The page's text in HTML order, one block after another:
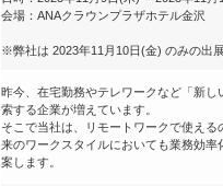
会場：ANAクラウンプラザホテル金沢
※弊社は 2023年11月10日(金) のみの出
昨今、在宅勤務やテレワークなど「新し
索する企業が増えています。
そこで当社は、リモートワークで使える
来のワークスタイルにおいても業務効率
案します。